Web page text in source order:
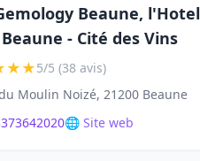
Beaune, l'Hotel
- Cité des Vins
★★5/5 (38 avis)
Moulin Noizé, 21200 Beaune
🌐 Site web